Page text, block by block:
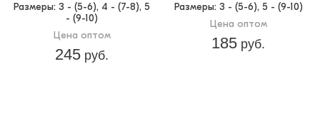
Размеры: 3 - (5-6), 4 - (7-8), 5
- (9-10)
Цена оптом
245 руб.
Размеры: 3 - (5-6), 5 - (9-10)
Цена оптом
185 руб.